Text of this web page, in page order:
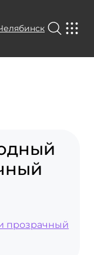
прозрачный